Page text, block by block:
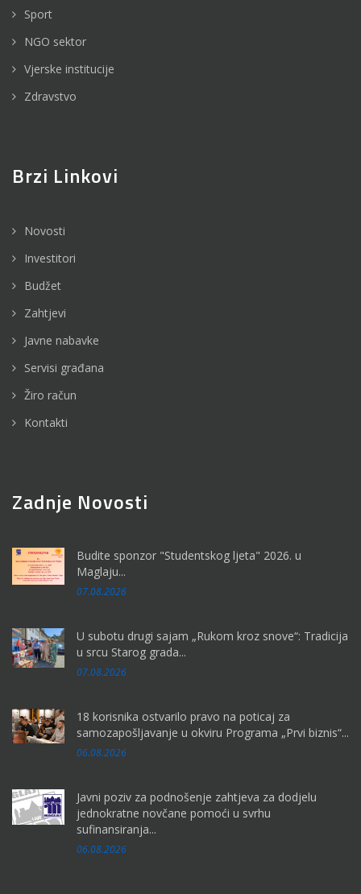
Sport
NGO sektor
Vjerske institucije
Zdravstvo
Brzi Linkovi
Novosti
Investitori
Budžet
Zahtjevi
Javne nabavke
Servisi građana
Žiro račun
Kontakti
Zadnje Novosti
Budite sponzor "Studentskog ljeta" 2026. u
Maglaju...
07.08.2026
U subotu drugi sajam „Rukom kroz snove“: Tradicija
u srcu Starog grada...
07.08.2026
18 korisnika ostvarilo pravo na poticaj za
samozapošljavanje u okviru Programa „Prvi biznis“...
06.08.2026
Javni poziv za podnošenje zahtjeva za dodjelu
jednokratne novčane pomoći u svrhu
sufinansiranja...
06.08.2026